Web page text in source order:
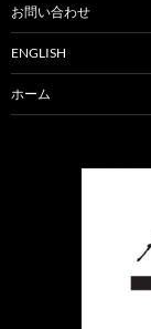
お問い合わせ
ENGLISH
ホーム